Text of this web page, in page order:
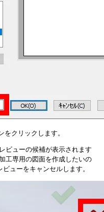
クリックします。
ビューの候補が表示されます
工専用の図面を作成したいの
ューをキャンセルします。